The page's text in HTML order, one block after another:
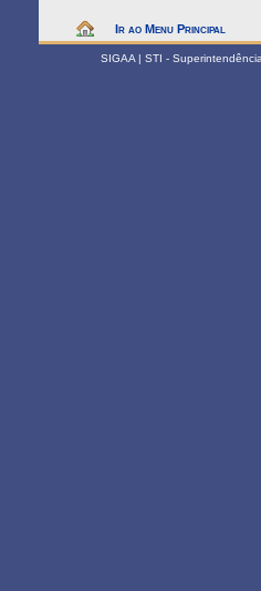
Ir ao Menu Principal
SIGAA | STI -